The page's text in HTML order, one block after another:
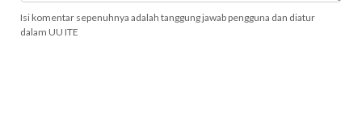
Isi komentar sepenuhnya adalah tanggung jawab pengguna dan diatur
dalam UU ITE